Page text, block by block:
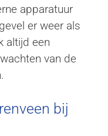
apparatuur
er weer als
altijd een
van de
bij